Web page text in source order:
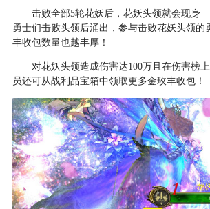
击败全部5轮花妖后，花妖头领就会现身
勇士们击败头领后涌出，参与击败花妖头领的
丰收包数量也越丰厚！
对花妖头领造成伤害达100万且在伤害榜
员还可从战利品宝箱中领取更多金玫丰收包！